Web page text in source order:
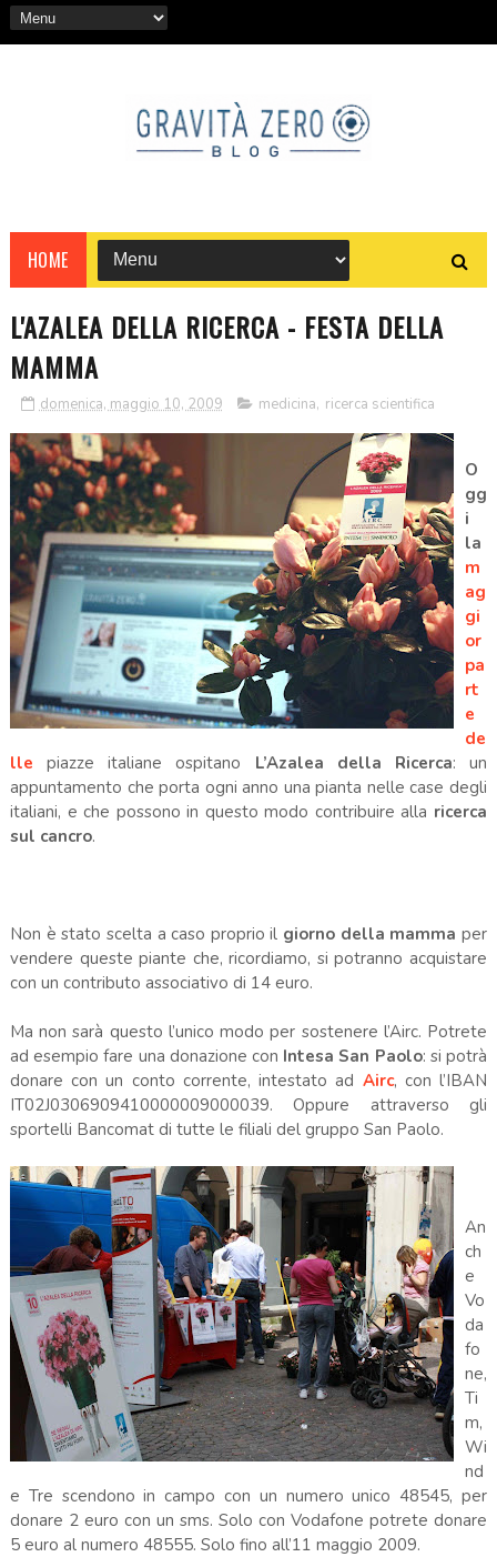
HOME
L'AZALEA DELLA RICERCA - FESTA DELLA
MAMMA
domenica, maggio 10, 2009 medicina, ricerca scientifica
O
gg
i
la
m
ag
gi
or
pa
rt
e
de
lle piazze italiane ospitano L’Azalea della Ricerca: un
appuntamento che porta ogni anno una pianta nelle case degli
italiani, e che possono in questo modo contribuire alla ricerca
sul cancro.
Non è stato scelta a caso proprio il giorno della mamma per
vendere queste piante che, ricordiamo, si potranno acquistare
con un contributo associativo di 14 euro.
Ma non sarà questo l’unico modo per sostenere l’Airc. Potrete
ad esempio fare una donazione con Intesa San Paolo: si potrà
donare con un conto corrente, intestato ad Airc, con l’IBAN
IT02J0306909410000009000039. Oppure attraverso gli
sportelli Bancomat di tutte le filiali del gruppo San Paolo.
An
ch
e
Vo
da
fo
ne,
Ti
m,
Wi
nd
e Tre scendono in campo con un numero unico 48545, per
donare 2 euro con un sms. Solo con Vodafone potrete donare
5 euro al numero 48555. Solo fino all’11 maggio 2009.